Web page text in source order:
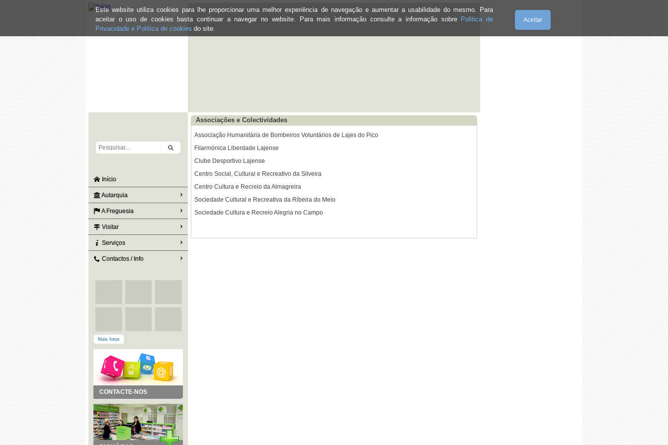
Este website utiliza cookies para lhe proporcionar uma melhor experiência de navegação e aumentar a usabilidade do mesmo. Para
aceitar o uso de cookies basta continuar a navegar no website. Para mais informação consulte a informação sobre Politica de
Privacidade e Política de cookies do site.
Aceitar
Início
Autarquia
A Freguesia
Visitar
Serviços
Contactos / Info
Mais fotos
CONTACTE-NOS
Associações e Colectividades
Associação Humanitária de Bombeiros Voluntários de Lajes do Pico
Filarmónica Liberdade Lajense
Clube Desportivo Lajense
Centro Social, Cultural e Recreativo da Silveira
Centro Cultura e Recreio da Almagreira
Sociedade Cultural e Recreativa da Ribeira do Meio
Sociedade Cultura e Recreio Alegria no Campo